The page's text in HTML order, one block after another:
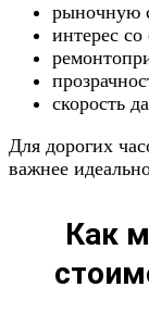
рыночную
интерес
скорость
Для дорогих
важнее
Как